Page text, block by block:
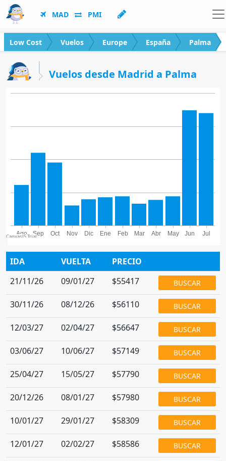
MAD PMI
Low Cost Vuelos Europe España Palma
Vuelos desde Madrid a Palma
IDA VUELTA
PRECIO
21/11/26
09/01/27 $55417 BUSCAR
30/11/26 08/12/26 $56110 BUSCAR
12/03/27 02/04/27 $56647 BUSCAR
03/06/27 10/06/27 $57149 BUSCAR
25/04/27 15/05/27 $57790 BUSCAR
20/12/26 08/01/27 $57980 BUSCAR
10/01/27 29/01/27 $58309 BUSCAR
12/01/27 02/02/27 $58586 BUSCAR